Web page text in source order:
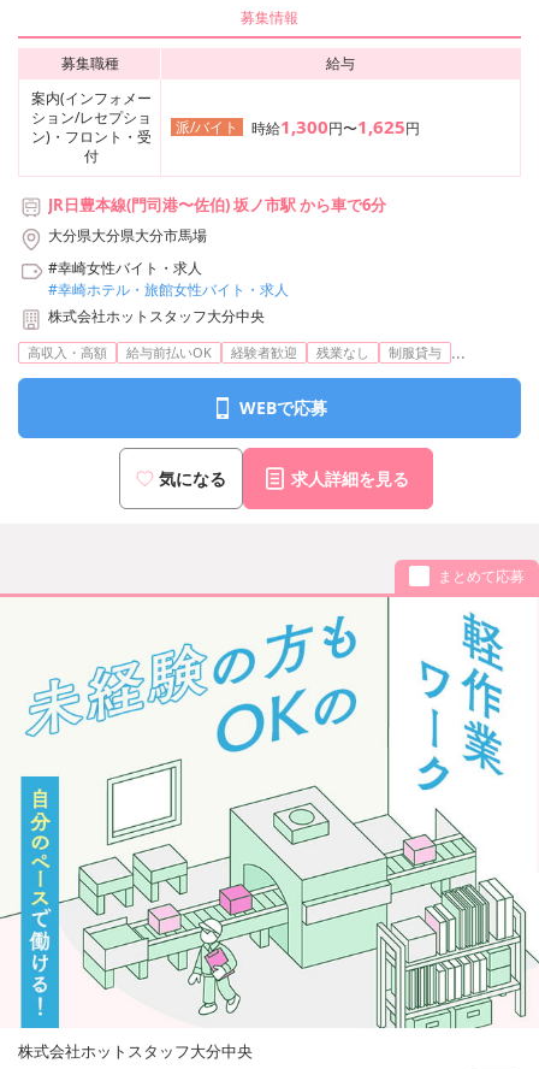
募集情報
募集職種
給与
案内(インフォメー
ション/レセプショ
ン)・フロント・受
付
派/バイト 時給1,300円〜1,625円
JR日豊本線(門司港〜佐伯) 坂ノ市駅 から車で6分
大分県大分県大分市馬場
#幸崎女性バイト・求人
#幸崎ホテル・旅館女性バイト・求人
株式会社ホットスタッフ大分中央
高収入・高額 給与前払いOK 経験者歓迎 残業なし 制服貸与 ...
WEBで応募
気になる 求人詳細を見る
まとめて応募
株式会社ホットスタッフ大分中央